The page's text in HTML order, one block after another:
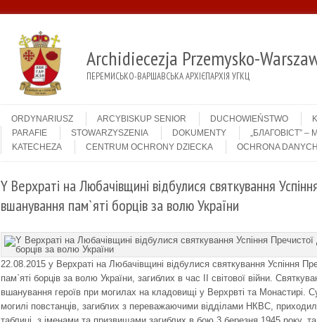
Archidiecezja Przemysko-
ПЕРЕМИСЬКО-ВАРШАВСЬКА АРХІЄПАРХІЯ УГКЦ
Menu
ORDYNARIUSZ
ARCYBISKUP SENIOR DUCHOWIEŃSTWO
PARAFIE
STOWARZYSZENIA DOKUMENTY „БЛАГОВІСТ” –
KATECHEZA
CENTRUM OCHRONY DZIECKA OCHRONA
Y Верхраті на Любачівщині відбулися святкування
вшанування пам`яті борців за волю України
22.08.2015 у Верхраті на Любачівщині відбулися святкування Успіння
пам`яті борців за волю України, загиблих в час ІІ світової війни.
вшанування героїв при могилах на кладовищі у Верхрвті та
могилі повстанців, загиблих з переважаючими відділами НКВС,